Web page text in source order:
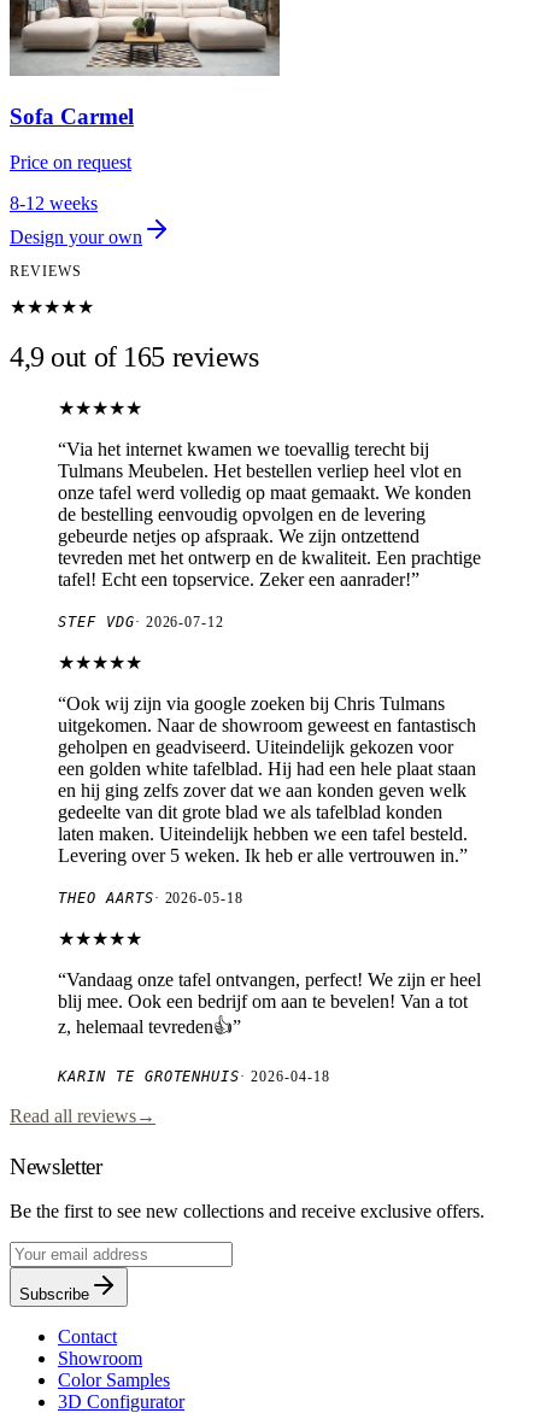
Sofa Carmel
Price on request
8-12 weeks
Design your own
REVIEWS
★★★★★
4,9 out of 165 reviews
★★★★★
“Via het internet kwamen we toevallig terecht bij
Tulmans Meubelen. Het bestellen verliep heel vlot en
onze tafel werd volledig op maat gemaakt. We konden
de bestelling eenvoudig opvolgen en de levering
gebeurde netjes op afspraak. We zijn ontzettend
tevreden met het ontwerp en de kwaliteit. Een prachtige
tafel! Echt een topservice. Zeker een aanrader!”
STEF VDG· 2026-07-12
★★★★★
“Ook wij zijn via google zoeken bij Chris Tulmans
uitgekomen. Naar de showroom geweest en fantastisch
geholpen en geadviseerd. Uiteindelijk gekozen voor
een golden white tafelblad. Hij had een hele plaat staan
en hij ging zelfs zover dat we aan konden geven welk
gedeelte van dit grote blad we als tafelblad konden
laten maken. Uiteindelijk hebben we een tafel besteld.
Levering over 5 weken. Ik heb er alle vertrouwen in.”
THEO AARTS· 2026-05-18
★★★★★
“Vandaag onze tafel ontvangen, perfect! We zijn er heel
blij mee. Ook een bedrijf om aan te bevelen! Van a tot
z, helemaal tevreden👍”
KARIN TE GROTENHUIS·2026-04-18
Read all reviews→
Newsletter
Be the first to see new collections and receive exclusive offers.
Subscribe
Contact
Showroom
Color Samples
3D Configurator